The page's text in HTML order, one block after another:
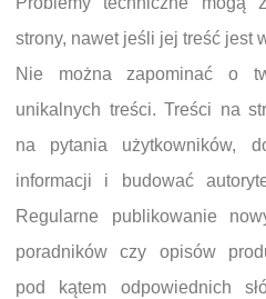
strony, nawet jeśli jej treść jest
Nie można zapominać o
unikalnych treści. Treści na
na pytania użytkowników,
informacji i budować
Regularne publikowanie
poradników czy opisów
pod kątem odpowiednich